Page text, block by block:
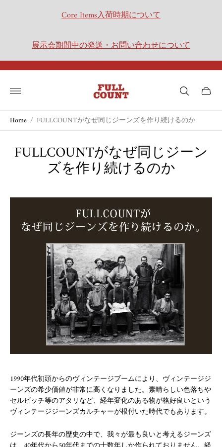
Core Items入荷時期について
展示会期間中の発送・お問い合わせについて
Store
logo" Cart
Home / FULLCOUNTがなぜ同じジーンズを作り続けるのか
FULLCOUNTがなぜ同じジーン
ズを作り続けるのか
1990年代初頭からのヴィンテージブームにより、ヴィンテージジ
ーンズの希少価値が非常に高くなりました。素晴らしい色落ちや
セルビッチ等のアタリなど、経年変化のある物が格好良いという
ヴィンテージジーンズカルチャーが根付いた時代でもあります。
ジーンズの長年の歴史の中で、我々が最も良いと考えるジーンズ